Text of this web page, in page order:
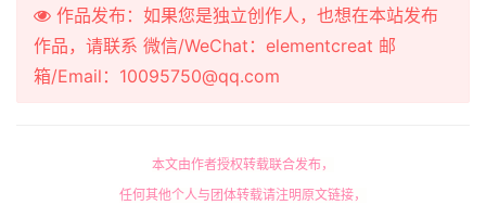
作品发布：如果您是独立创作人，也想在本站发布
作品，请联系 微信/WeChat：elementcreat 邮
箱/Email：10095750@qq.com
本文由作者授权转载联合发布，
任何其他个人与团体转载请注明原文链接，